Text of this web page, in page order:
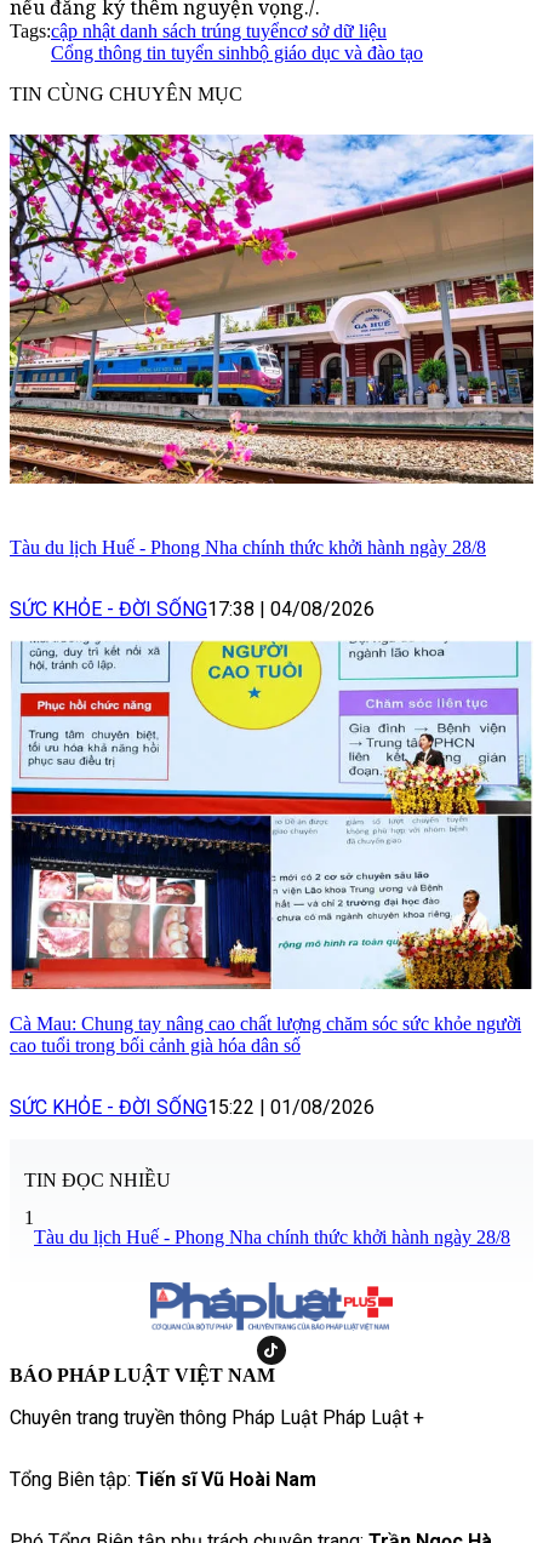
nếu đăng ký thêm nguyện vọng./.
Tags:cập nhật danh sách trúng tuyểncơ sở dữ liệu
Cổng thông tin tuyển sinhbộ giáo dục và đào tạo
TIN CÙNG CHUYÊN MỤC
Tàu du lịch Huế - Phong Nha chính thức khởi hành ngày 28/8
SỨC KHỎE - ĐỜI SỐNG17:38 | 04/08/2026
Cà Mau: Chung tay nâng cao chất lượng chăm sóc sức khỏe người
cao tuổi trong bối cảnh già hóa dân số
SỨC KHỎE - ĐỜI SỐNG15:22 | 01/08/2026
TIN ĐỌC NHIỀU
1
Tàu du lịch Huế - Phong Nha chính thức khởi hành ngày 28/8
BÁO PHÁP LUẬT VIỆT NAM
Chuyên trang truyền thông Pháp Luật Pháp Luật +
Tổng Biên tập: Tiến sĩ Vũ Hoài Nam